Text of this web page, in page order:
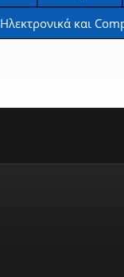
Ηλεκτρονικά και